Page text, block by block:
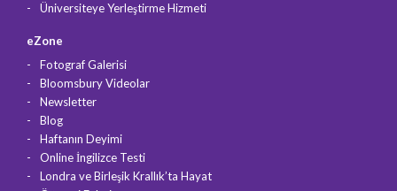
Üniversiteye Yerleştirme Hizmeti
eZone
Fotograf Galerisi
Bloomsbury Videolar
Newsletter
Blog
Haftanın Deyimi
Online İngilizce Testi
Londra ve Birleşik Krallık’ta Hayat